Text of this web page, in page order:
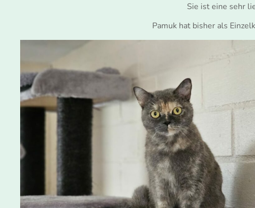
Sie ist eine sehr
Pamuk hat bisher als